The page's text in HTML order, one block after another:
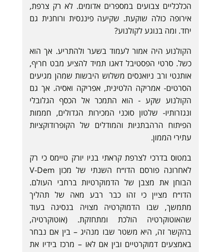
הכלכליים צבועים במספרים אדומים. לא רק צרפת,
אירופה כולה שוקעת. שקיעה פיננסית ורוחנית גם
יחד. ומה בנוגע לקולנוע?
הקולנוע היה אמור לעמוד בשער ולהתריע. אך הוא
כשל. סרטי הפסטיבל דאגו תמיד להציע מבט חריף,
אותנטי ורב ניואנסים משלוש היבשות שמהן מגיעים
הסרטים- אמריקה הלטינית, אפריקה ואסיה. אך גם
הקולנוע שקע - הוא התמכר אל הכסף הגלובלי
ונגזרותיו- שלטון סוכני המכירות הגדולים, חממות
הפיתוח הרהבתניות והמודלים של הקופרודוקציות
עתירי הממון.
במטוס בדרכי לצרפת קראתי בניו יורק טיימס כי רק
לאחרונה פורסם הדו״ח השנתי של מכון V-Dem
הבוחן את מצבן של הדמוקרטיות ברחבי העולם.
הדו״ח מציין כי זהו כבר רבע מאה של תהליך
מתמשך, שבו הדמוקרטיה מצויה בנסיגה בעוד
שהאוטוקרטיה הולכת ומתחזקת. (אוטוקרטיה,
בהקשר זה, היא משטר שבו מנהיג – בין אם נבחר
באמצעים דמוקרטיים ובין אם לאו – מרכז בידיו את